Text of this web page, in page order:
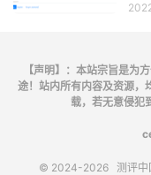
【声明】：本站宗旨是为
途！站内所有内容及资源，
载，若无意侵犯
© 2024-2026 测评中